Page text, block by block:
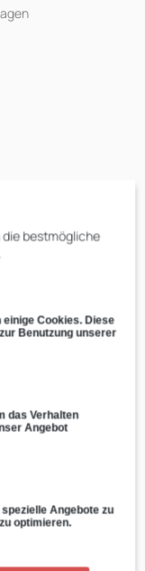
die bestmögliche
Cookies. Diese
Benutzung unserer
das Verhalten
Angebot
Angebote zu
optimieren.